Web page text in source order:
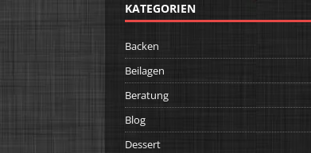
KATEGORIEN
Backen
Beilagen
Beratung
Blog
Dessert